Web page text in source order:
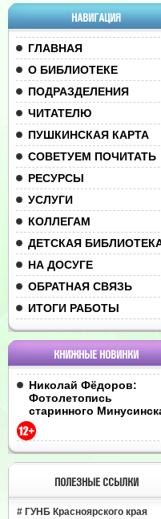
НАВИГАЦИЯ
ГЛАВНАЯ
О БИБЛИОТЕКЕ
ПОДРАЗДЕЛЕНИЯ
ЧИТАТЕЛЮ
ПУШКИНСКАЯ КАРТА
СОВЕТУЕМ ПОЧИТАТЬ
РЕСУРСЫ
УСЛУГИ
КОЛЛЕГАМ
ДЕТСКАЯ
НА ДОСУГЕ
ОБРАТНАЯ СВЯЗЬ
ИТОГИ РАБОТЫ
КНИЖНЫЕ НОВИНКИ
Николай Фёдоров:
Фотолетопись
старинного
ПОЛЕЗНЫЕ ССЫЛКИ
# ГУНБ Красноярского края